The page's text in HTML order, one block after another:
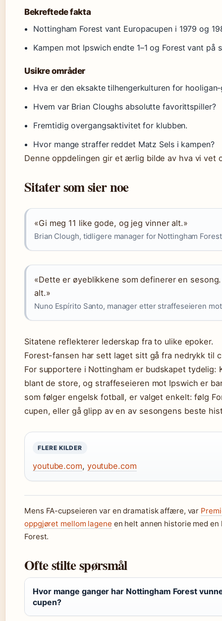
Bekreftede fakta
Nottingham Forest vant Europacupen i 1979 og
Kampen mot Ipswich endte 1–1 og Forest vant på
Usikre områder
Hva er den eksakte tilhengerkulturen for
Hvem var Brian Cloughs absolutte favorittspiller?
Fremtidig overgangsaktivitet for klubben.
Hvor mange straffer reddet Matz Sels i kampen?
Denne oppdelingen gir et ærlig bilde av hva vi vet
Sitater som sier noe
«Gi meg 11 like gode, og jeg vinner alt.»
Brian Clough, tidligere manager for Nottingham Forest
«Dette er øyeblikkene som definerer en
alt.»
Nuno Espírito Santo, manager etter straffeseieren
Sitatene reflekterer lederskap fra to ulike epoker.
Forest-fansen har sett laget sitt gå fra nedrykk til
For supportere i Nottingham er budskapet tydelig:
blant de store, og straffeseieren mot Ipswich er
som følger engelsk fotball, er valget enkelt: følg
cupen, eller gå glipp av en av sesongens beste
FLERE KILDER
youtube.com, youtube.com
Mens FA-cupseieren var en dramatisk affære, var
oppgjøret mellom lagene en helt annen historie med
Forest.
Ofte stilte spørsmål
Hvor mange ganger har Nottingham Forest
cupen?